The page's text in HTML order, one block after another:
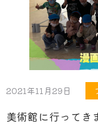
2021年11月29日
美術館に行ってき